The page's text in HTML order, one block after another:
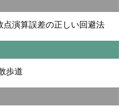
点演算誤差の正しい回避法
歩道